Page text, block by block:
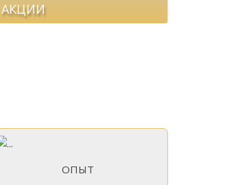
АКЦИИ
ОПЫТ